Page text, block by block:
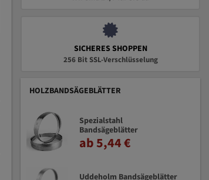
SICHERES SHOPPEN
256 Bit SSL-Verschlüsselung
HOLZBANDSÄGEBLÄTTER
Spezialstahl
Bandsägeblätter
ab 5,44 €
Uddeholm Bandsägeblätter